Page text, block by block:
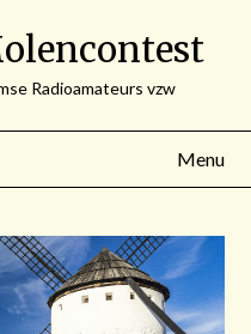
Radioamateurs vzw
Menu